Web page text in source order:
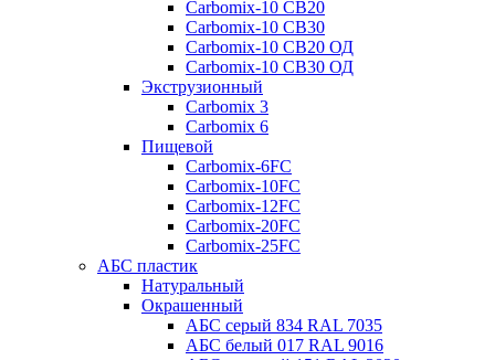
Carbomix-10 СВ20
Carbomix-10 СВ30
Carbomix-10 СВ20 ОД
Carbomix-10 СВ30 ОД
Экструзионный
Carbomix 3
Carbomix 6
Пищевой
Carbomix-6FC
Carbomix-10FC
Carbomix-12FC
Carbomix-20FC
Carbomix-25FC
АБС пластик
Натуральный
Окрашенный
АБС серый 834 RAL 7035
АБС белый 017 RAL 9016